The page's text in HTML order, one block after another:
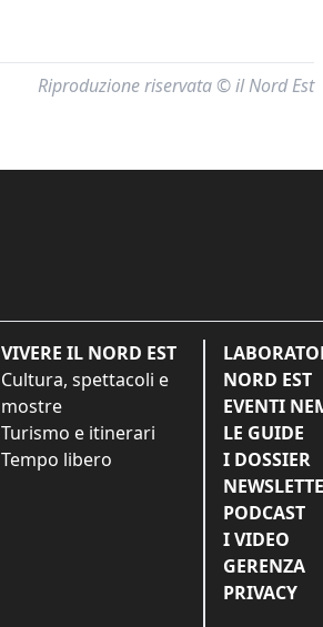
Riproduzione riservata © il Nord Est
VIVERE IL NORD EST
Cultura, spettacoli e
mostre
Turismo e itinerari
Tempo libero
NORD EST
EVENTI
LE GUIDE
I DOSSIER
PODCAST
I VIDEO
GERENZA
PRIVACY